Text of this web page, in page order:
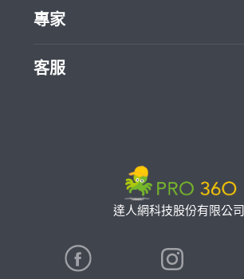
達人網科技股份有限公司
部落格
加入我們
買服務
熱門服務
關鍵字搜尋
專家
找案件
特約專家
客服
信任與保障